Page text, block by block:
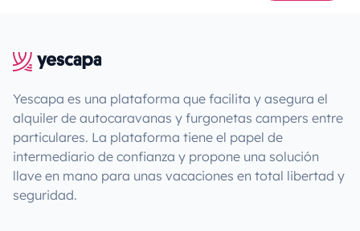
Yescapa es una plataforma que facilita y asegura el
alquiler de autocaravanas y furgonetas campers entre
particulares. La plataforma tiene el papel de
intermediario de confianza y propone una solución
llave en mano para unas vacaciones en total libertad y
seguridad.